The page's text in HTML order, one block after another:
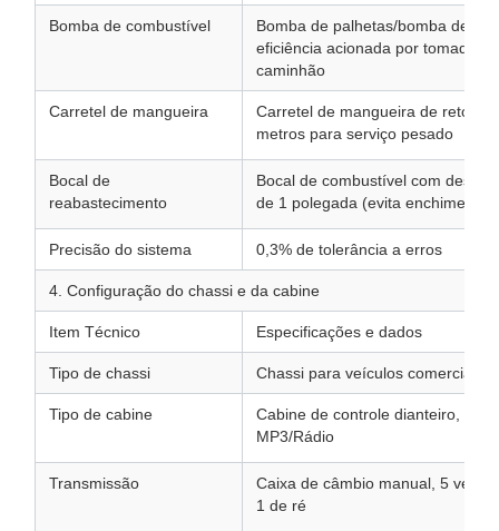
Bomba de combustível
Bomba de palhetas/bomba de
eficiência acionada por tomada
caminhão
Carretel de mangueira
Carretel de mangueira de retorno
metros para serviço pesado
Bocal de
reabastecimento
Bocal de combustível com
de 1 polegada (evita enchimento
Precisão do sistema 0,3% de tolerância a erros
4. Configuração do chassi e da cabine
Item Técnico Especificações e dados
Tipo de chassi Chassi para veículos comerciais
Tipo de cabine
Cabine de controle dianteiro, fila
MP3/Rádio
Transmissão
Caixa de câmbio manual, 5
1 de ré